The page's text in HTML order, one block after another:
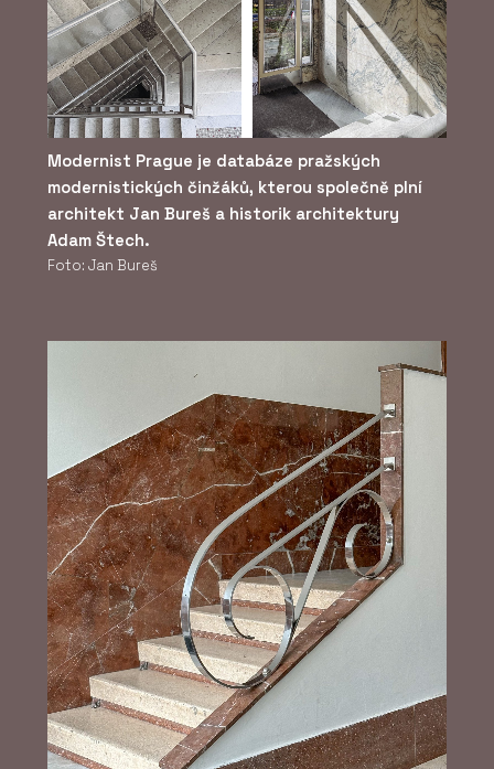
Modernist Prague je databáze pražských
modernistických činžáků, kterou společně plní
architekt Jan Bureš a historik architektury
Adam Štech.
Foto: Jan Bureš